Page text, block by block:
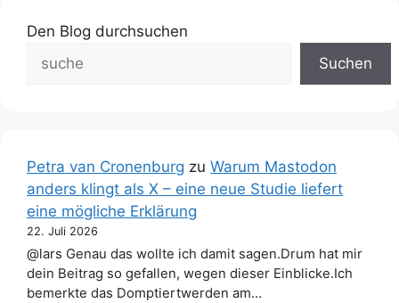
Den Blog durchsuchen
Suchen
Petra van Cronenburg zu Warum Mastodon
anders klingt als X – eine neue Studie liefert
eine mögliche Erklärung
22. Juli 2026
@lars Genau das wollte ich damit sagen.Drum hat mir
dein Beitrag so gefallen, wegen dieser Einblicke.Ich
bemerkte das Domptiertwerden am…